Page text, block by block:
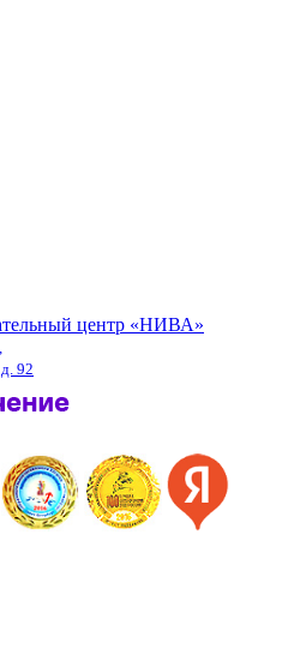
центр «НИВА»
92